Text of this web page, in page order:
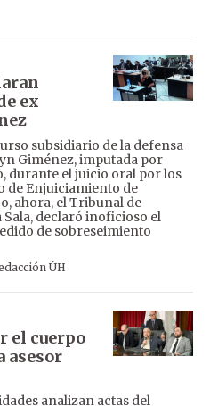
ex
subsidiario de la defensa
Giménez, imputada por
durante el juicio oral por los
de Enjuiciamiento de
ahora, el Tribunal de
declaró inoficioso el
de sobreseimiento
ÚH
el cuerpo
asesor
analizan actas del